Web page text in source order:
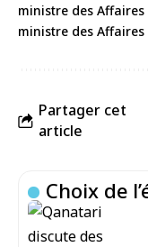
ministre des
ministre des
Partager cet
article
Choix de